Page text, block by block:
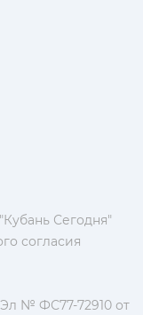
Сегодня"
согласия
№ ФС77-72910 от